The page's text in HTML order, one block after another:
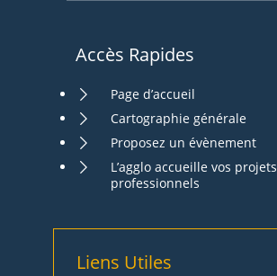
Accès Rapides
Page d’accueil
Cartographie générale
Proposez un évènement
L’agglo accueille vos projets
professionnels
Liens Utiles